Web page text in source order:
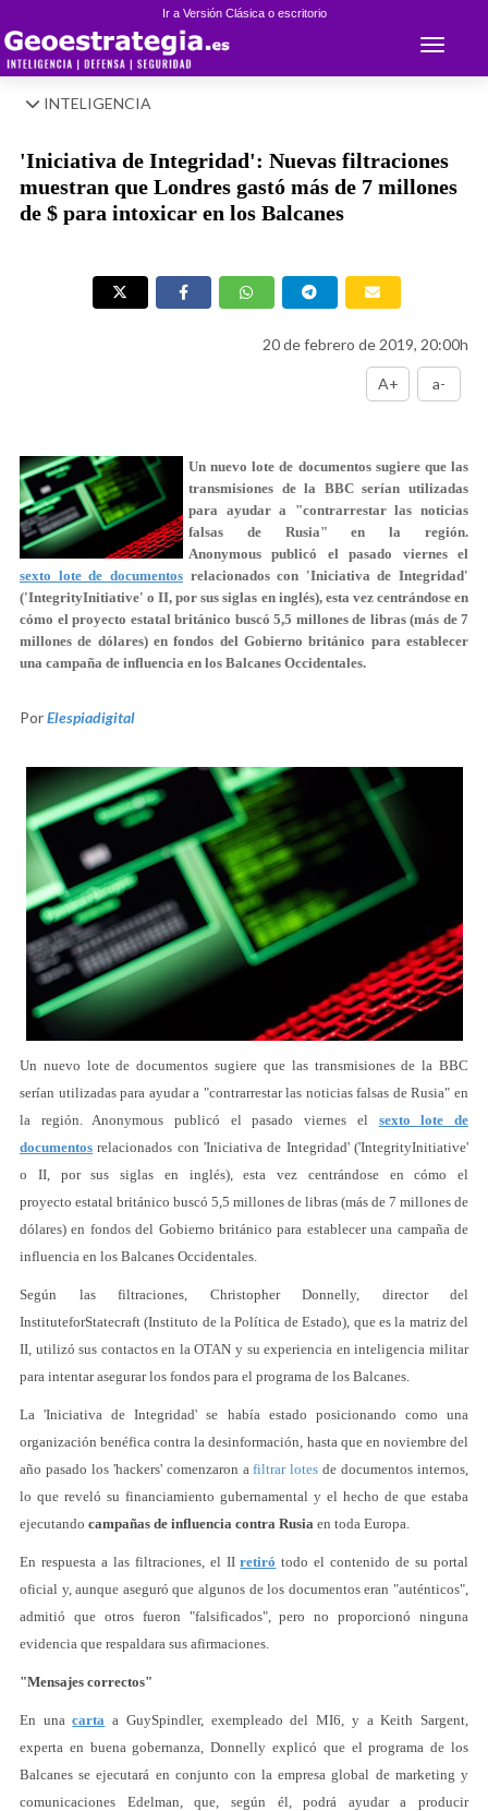
Ir a Versión Clásica o escritorio
Toggle
INTELIGENCIA
'Iniciativa de Integridad': Nuevas filtraciones
muestran que Londres gastó más de 7 millones
de $ para intoxicar en los Balcanes
20 de febrero de 2019, 20:00h
A+ a-
Un nuevo lote de documentos sugiere que las
transmisiones de la BBC serían utilizadas
para ayudar a "contrarrestar las noticias
falsas de Rusia" en la región.
Anonymous publicó el pasado viernes el
sexto lote de documentosrelacionados con 'Iniciativa de Integridad'
('IntegrityInitiative' o II, por sus siglas en inglés), esta vez centrándose en
cómo el proyecto estatal británico buscó 5,5 millones de libras (más de 7
millones de dólares) en fondos del Gobierno británico para establecer
una campaña de influencia en los Balcanes Occidentales.
PorElespiadigital
Un nuevo lote de documentos sugiere que las transmisiones de la BBC
serían utilizadas para ayudar a "contrarrestar las noticias falsas de Rusia" en
la región. Anonymous publicó el pasado viernes el sexto lote de
documentos relacionados con 'Iniciativa de Integridad' ('IntegrityInitiative'
o II, por sus siglas en inglés), esta vez centrándose en cómo el
proyecto estatal británico buscó 5,5 millones de libras (más de 7 millones de
dólares) en fondos del Gobierno británico para establecer una campaña de
influencia en los Balcanes Occidentales.
Según las filtraciones, Christopher Donnelly, director del
InstituteforStatecraft (Instituto de la Política de Estado), que es la matriz del
II, utilizó sus contactos en la OTAN y su experiencia en inteligencia militar
para intentar asegurar los fondos para el programa de los Balcanes.
La 'Iniciativa de Integridad' se había estado posicionando como una
organización benéfica contra la desinformación, hasta que en noviembre del
año pasado los 'hackers' comenzaron afiltrar lotes de documentos internos,
lo que reveló su financiamiento gubernamental y el hecho de que estaba
ejecutando campañas de influencia contra Rusia en toda Europa.
En respuesta a las filtraciones, el IIretiró todo el contenido de su portal
oficial y, aunque aseguró que algunos de los documentos eran "auténticos",
admitió que otros fueron "falsificados", pero no proporcionó ninguna
evidencia que respaldara sus afirmaciones.
"Mensajes correctos"
En unacarta a GuySpindler, exempleado del MI6, y a Keith Sargent,
experta en buena gobernanza, Donnelly explicó que el programa de los
Balcanes se ejecutará en conjunto con la empresa global de marketing y
comunicaciones Edelman, que, según él, podrá ayudar a producir